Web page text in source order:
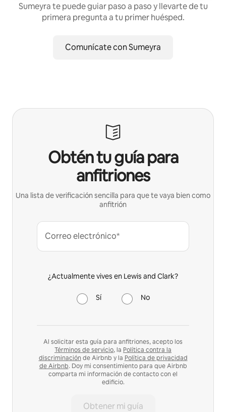
Sumeyra te puede guiar paso a paso y llevarte de tu
primera pregunta a tu primer huésped.
Comunícate con Sumeyra
Obtén tu guía para
anfitriones
Una lista de verificación sencilla para que te vaya bien como
anfitrión
Correo electrónico*
¿Actualmente vives en Lewis and Clark?
Sí No
Al solicitar esta guía para anfitriones, acepto los
Términos de servicio, la Política contra la
discriminación de Airbnb y la Política de privacidad
de Airbnb. Doy mi consentimiento para que Airbnb
comparta mi información de contacto con el
edificio.
Obtener mi guía